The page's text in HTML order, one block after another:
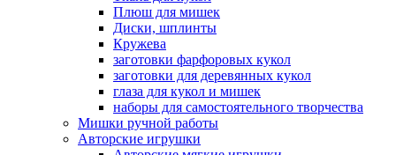
Плюш для мишек
Диски, шплинты
Кружева
заготовки фарфоровых кукол
заготовки для деревянных кукол
глаза для кукол и мишек
наборы для самостоятельного творчества
Мишки ручной работы
Авторские игрушки